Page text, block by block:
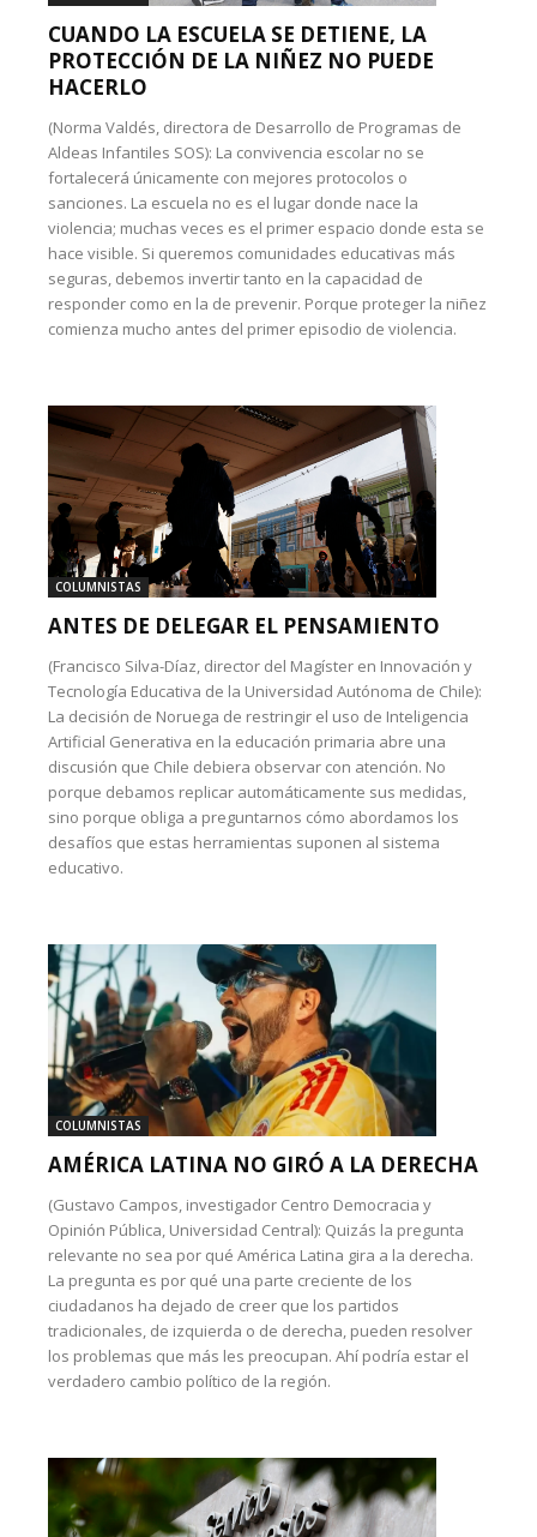
CUANDO LA ESCUELA SE DETIENE, LA
PROTECCIÓN DE LA NIÑEZ NO PUEDE
HACERLO
(Norma Valdés, directora de Desarrollo de Programas de
Aldeas Infantiles SOS): La convivencia escolar no se
fortalecerá únicamente con mejores protocolos o
sanciones. La escuela no es el lugar donde nace la
violencia; muchas veces es el primer espacio donde esta se
hace visible. Si queremos comunidades educativas más
seguras, debemos invertir tanto en la capacidad de
responder como en la de prevenir. Porque proteger la niñez
comienza mucho antes del primer episodio de violencia.
COLUMNISTAS
ANTES DE DELEGAR EL PENSAMIENTO
(Francisco Silva-Díaz, director del Magíster en Innovación y
Tecnología Educativa de la Universidad Autónoma de Chile):
La decisión de Noruega de restringir el uso de Inteligencia
Artificial Generativa en la educación primaria abre una
discusión que Chile debiera observar con atención. No
porque debamos replicar automáticamente sus medidas,
sino porque obliga a preguntarnos cómo abordamos los
desafíos que estas herramientas suponen al sistema
educativo.
COLUMNISTAS
AMÉRICA LATINA NO GIRÓ A LA DERECHA
(Gustavo Campos, investigador Centro Democracia y
Opinión Pública, Universidad Central): Quizás la pregunta
relevante no sea por qué América Latina gira a la derecha.
La pregunta es por qué una parte creciente de los
ciudadanos ha dejado de creer que los partidos
tradicionales, de izquierda o de derecha, pueden resolver
los problemas que más les preocupan. Ahí podría estar el
verdadero cambio político de la región.